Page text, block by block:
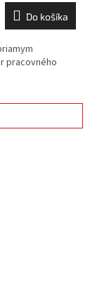
Do košíka
pracovného